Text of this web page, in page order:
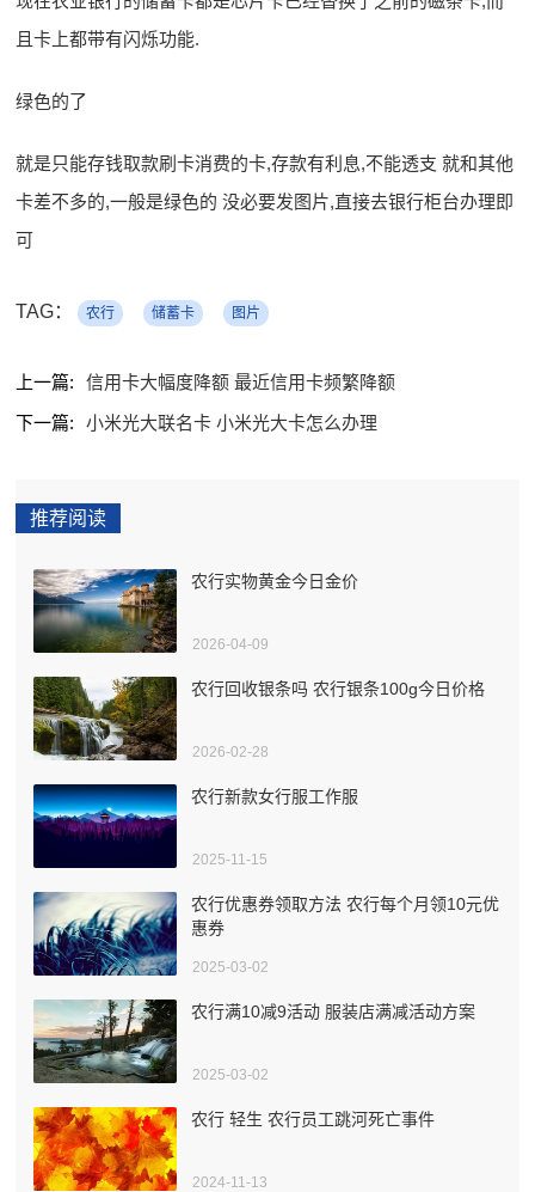
且卡上都带有闪烁功能.
绿色的了
就是只能存钱取款刷卡消费的卡,存款有利息,不能透支 就和其他
卡差不多的,一般是绿色的 没必要发图片,直接去银行柜台办理即
可
TAG： 农行 储蓄卡 图片
上一篇:
信用卡大幅度降额 最近信用卡频繁降额
下一篇:
小米光大联名卡 小米光大卡怎么办理
推荐阅读
农行实物黄金今日金价
2026-04-09
农行回收银条吗 农行银条100g今日价格
2026-02-28
农行新款女行服工作服
2025-11-15
农行优惠券领取方法 农行每个月领10元优
惠券
2025-03-02
农行满10减9活动 服装店满减活动方案
2025-03-02
农行 轻生 农行员工跳河死亡事件
2024-11-13